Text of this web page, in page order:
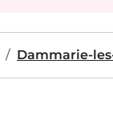
Dammarie-